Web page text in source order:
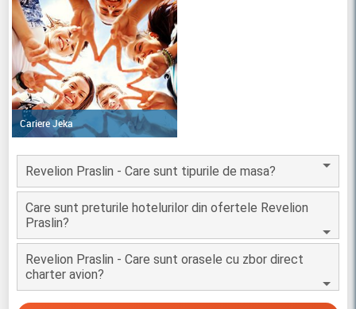
Cariere Jeka
Revelion Praslin - Care sunt tipurile de masa?
Care sunt preturile hotelurilor din ofertele Revelion
Praslin?
Revelion Praslin - Care sunt orasele cu zbor direct
charter avion?